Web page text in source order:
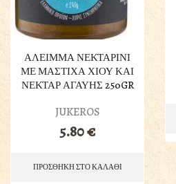
ΑΛΕΙΜΜΑ ΝΕΚΤΑΡΙΝΙ
ΜΕ ΜΑΣΤΙΧΑ ΧΙΟΥ ΚΑΙ
ΝΕΚΤΑΡ ΑΓΑΥΗΣ 250GR
JUKEROS
5.80€
ΠΡΟΣΘΗΚΗ ΣΤΟ ΚΑΛΑΘΙ